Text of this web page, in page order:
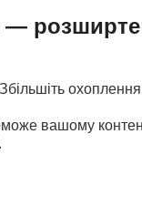
— розширте
вашому